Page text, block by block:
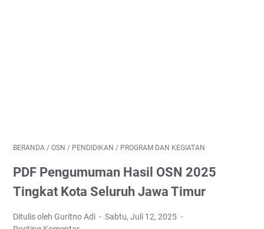
BERANDA / OSN / PENDIDIKAN / PROGRAM DAN KEGIATAN
PDF Pengumuman Hasil OSN 2025
Tingkat Kota Seluruh Jawa Timur
Ditulis oleh Guritno Adi
Sabtu, Juli 12, 2025